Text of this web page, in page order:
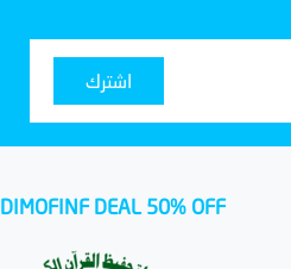
اشترك
DIMOFINF DEAL 50% OFF